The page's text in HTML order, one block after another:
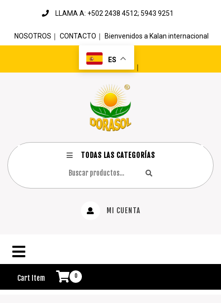
LLAMA A: +502 2438 4512; 5943 9251
NOSOTROS ｜ CONTACTO ｜ Bienvenidos a Kalan internacional
ES
｜
TODAS LAS CATEGORÍAS
MI CUENTA
Cart Item 0